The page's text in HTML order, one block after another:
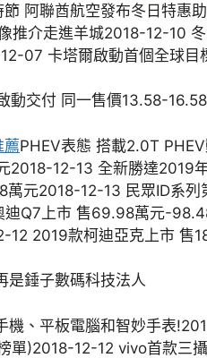
阿聯酋航空發布冬日特惠
推介走進羊城2018-12-10
07 卡塔爾啟動首個全球
動交付 同一售價13.58-
薦PHEV表態 搭載2.0T
2018-12-13 全新勝達2019
萬元2018-12-13 民眾ID系
Q7上市 售69.98萬元-
12 2019款柯迪亞克上市 售
是錘子數碼科技法人
機、平板電腦和智妙手表
單)2018-12-12 vivo首款三